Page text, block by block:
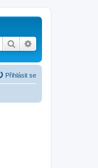
Hledat
Přihlásit se